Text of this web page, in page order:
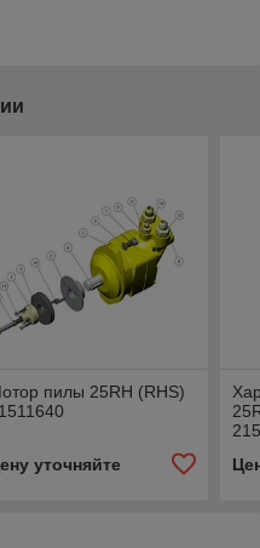
пилы 25RH (RHS)
уточняйте